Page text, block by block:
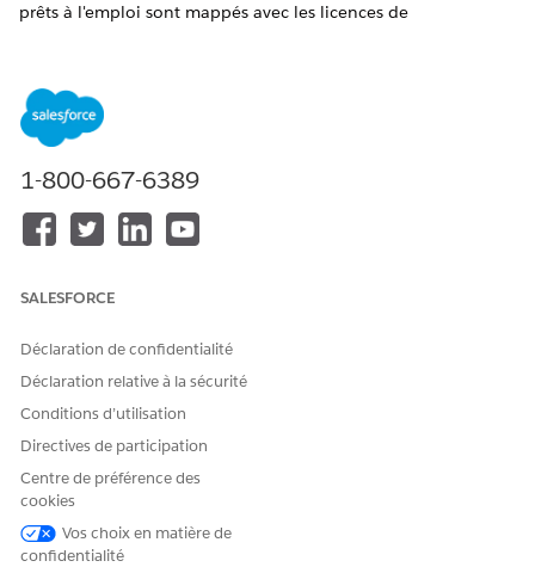
prêts à l'emploi sont mappés avec les licences de
et Client Customer Community Plus Login.
REMARQUELes licences utilisateur et les profils de
communauté sont utilisés dans les sites Experience Cloud.
1-800-667-6389
SALESFORCE
Déclaration de confidentialité
Déclaration relative à la sécurité
Conditions d’utilisation
Directives de participation
Centre de préférence des
cookies
Vos choix en matière de
confidentialité